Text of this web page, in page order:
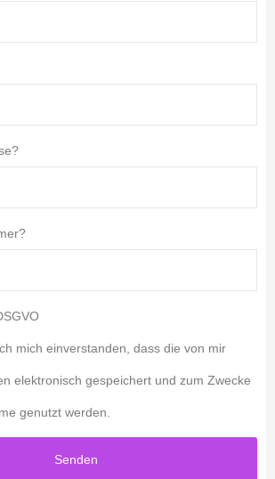
mich einverstanden, dass die von mir
elektronisch gespeichert und zum Zwecke
genutzt werden.
Senden